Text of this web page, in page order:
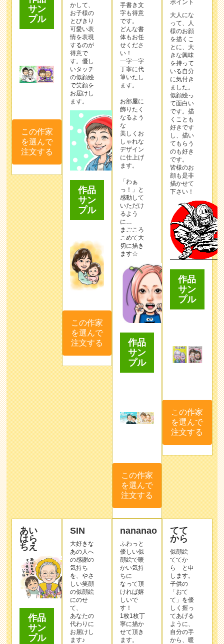
サン
プル
この作家
を選んで
注文する
かして、
お子様の
とびきり
可愛い表
情を表現
するのが
得意で
す。優し
いタッチ
の似顔絵
で笑顔を
お届けし
ます。
作品
サン
プル
この作家
を選んで
注文する
手書き文
字も得意
です。
どんな書
体もお任
せくださ
い！
一字一字
丁寧に代
筆いたし
ます。
お部屋に
飾りたく
なるよう
な
美しくお
しゃれな
デザイン
に仕上げ
ます。
「わぁ
っ！」と
感動して
いただけ
るよう
に…
まごころ
こめて大
切に描き
ます☆
作品
サン
プル
この作家
を選んで
注文する
ポイント
大人にな
って、人
様のお顔
を描くこ
とに、大
きな興味
を持って
いる自分
に気付き
ました。
似顔絵っ
て面白い
です。描
くことも
好きです
し、描い
てもらう
のも好き
です。
皆様のお
顔も是非
描かせて
下さい！
作品
サン
プル
この作家
を選んで
注文する
あい
はら
ちえ
作品
サン
プル
SIN
大好きな
あの人へ
の感謝の
気持ち
を、やさ
しい笑顔
の似顔絵
にのせ
て、
あなたの
代わりに
お届けし
ます♪
nananao
ふわっと
優しい似
顔絵で暖
かい気持
ちに
なって頂
ければ嬉
しいで
す！
1枚1枚丁
寧に描か
せて頂き
ます。
てて
から
似顔絵
ててか
ら と申
します。
子供の
「おて
て」を優
しく握っ
てあげる
ように、
自分の手
から、暖